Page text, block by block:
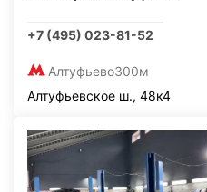
+7 (495) 023-81-52
Алтуфьево300м
Алтуфьевское ш., 48к4